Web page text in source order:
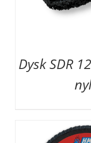
Dysk SDR